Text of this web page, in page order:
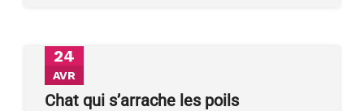
24
AVR
Chat qui s’arrache les poils